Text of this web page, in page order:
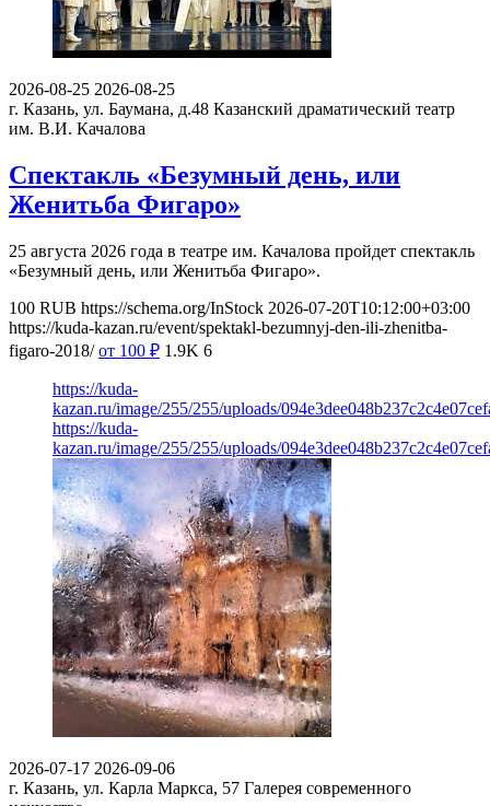
2026-08-25 2026-08-25
г. Казань, ул. Баумана, д.48 Казанский драматический театр
им. В.И. Качалова
Спектакль «Безумный день, или
Женитьба Фигаро»
25 августа 2026 года в театре им. Качалова пройдет спектакль
«Безумный день, или Женитьба Фигаро».
100 RUB https://schema.org/InStock 2026-07-20T10:12:00+03:00
https://kuda-kazan.ru/event/spektakl-bezumnyj-den-ili-zhenitba-
figaro-2018/ от 100 ₽ 1.9K 6
https://kuda-
kazan.ru/image/255/255/uploads/
https://kuda-
kazan.ru/image/255/255/uploads/
2026-07-17 2026-09-06
г. Казань, ул. Карла Маркса, 57 Галерея современного